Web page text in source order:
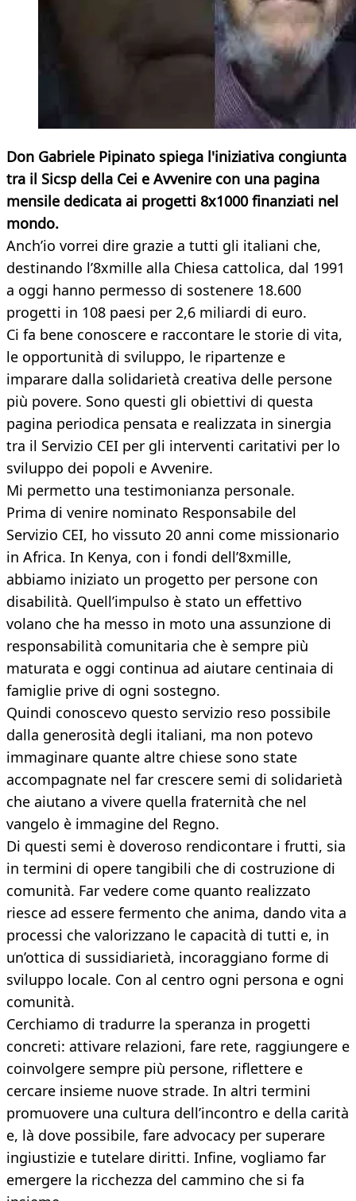
Don Gabriele Pipinato spiega l'iniziativa congiunta
tra il Sicsp della Cei e Avvenire con una pagina
mensile dedicata ai progetti 8x1000 finanziati nel
mondo.
Anch’io vorrei dire grazie a tutti gli italiani che,
destinando l’8xmille alla Chiesa cattolica, dal 1991
a oggi hanno permesso di sostenere 18.600
progetti in 108 paesi per 2,6 miliardi di euro.
Ci fa bene conoscere e raccontare le storie di vita,
le opportunità di sviluppo, le ripartenze e
imparare dalla solidarietà creativa delle persone
più povere. Sono questi gli obiettivi di questa
pagina periodica pensata e realizzata in sinergia
tra il Servizio CEI per gli interventi caritativi per lo
sviluppo dei popoli e Avvenire.
Mi permetto una testimonianza personale.
Prima di venire nominato Responsabile del
Servizio CEI, ho vissuto 20 anni come missionario
in Africa. In Kenya, con i fondi dell’8xmille,
abbiamo iniziato un progetto per persone con
disabilità. Quell’impulso è stato un effettivo
volano che ha messo in moto una assunzione di
responsabilità comunitaria che è sempre più
maturata e oggi continua ad aiutare centinaia di
famiglie prive di ogni sostegno.
Quindi conoscevo questo servizio reso possibile
dalla generosità degli italiani, ma non potevo
immaginare quante altre chiese sono state
accompagnate nel far crescere semi di solidarietà
che aiutano a vivere quella fraternità che nel
vangelo è immagine del Regno.
Di questi semi è doveroso rendicontare i frutti, sia
in termini di opere tangibili che di costruzione di
comunità. Far vedere come quanto realizzato
riesce ad essere fermento che anima, dando vita a
processi che valorizzano le capacità di tutti e, in
un’ottica di sussidiarietà, incoraggiano forme di
sviluppo locale. Con al centro ogni persona e ogni
comunità.
Cerchiamo di tradurre la speranza in progetti
concreti: attivare relazioni, fare rete, raggiungere e
coinvolgere sempre più persone, riflettere e
cercare insieme nuove strade. In altri termini
promuovere una cultura dell’incontro e della carità
e, là dove possibile, fare advocacy per superare
ingiustizie e tutelare diritti. Infine, vogliamo far
emergere la ricchezza del cammino che si fa